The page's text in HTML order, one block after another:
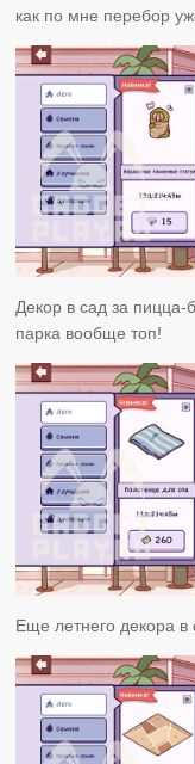
как по мне перебор
Декор в сад за
парка вообще топ!
Еще летнего декора в